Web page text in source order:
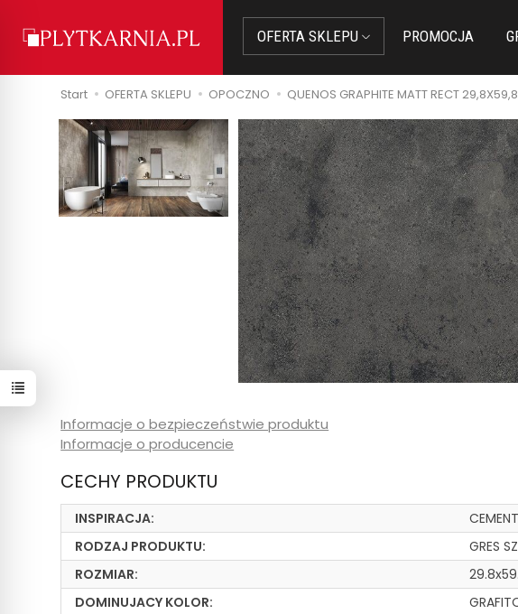
OFERTA SKLEPU PROMOCJA
Start OFERTA SKLEPU OPOCZNO QUENOS GRAPHITE MATT RECT 29,8X59,8
Informacje o bezpieczeństwie produktu
Informacje o producencie
CECHY PRODUKTU
INSPIRACJA:
RODZAJ PRODUKTU:
GRES
ROZMIAR:
DOMINUJACY KOLOR: